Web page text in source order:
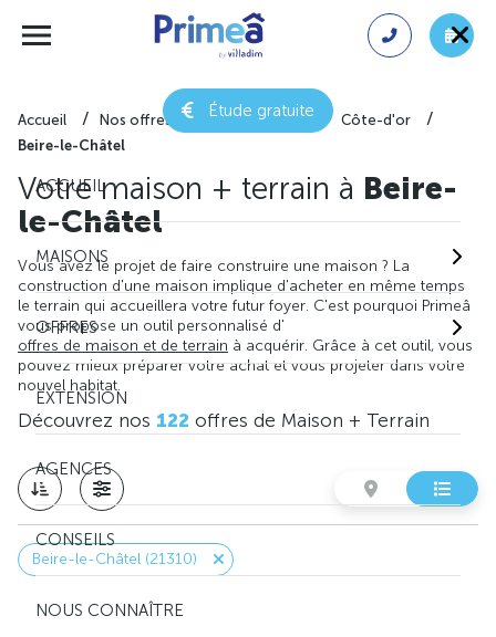
Étude gratuite
ACCUEIL
MAISONS
OFFRES
EXTENSION
AGENCES
CONSEILS
NOUS CONNAÎTRE
Accueil Nos offres de maison + terrain
Côte-d'or
Beire-le-Châtel
Votre maison + terrain à Beire-
le-Châtel
Vous avez le projet de faire construire une maison ? La
construction d'une maison implique d'acheter en même temps
le terrain qui accueillera votre futur foyer. C'est pourquoi Primeâ
vous propose un outil personnalisé d'
offres de maison et de terrain à acquérir. Grâce à cet outil, vous
pouvez mieux préparer votre achat et vous projeter dans votre
nouvel habitat.
Découvrez nos 122 offres de Maison + Terrain
Beire-le-Châtel (21310)